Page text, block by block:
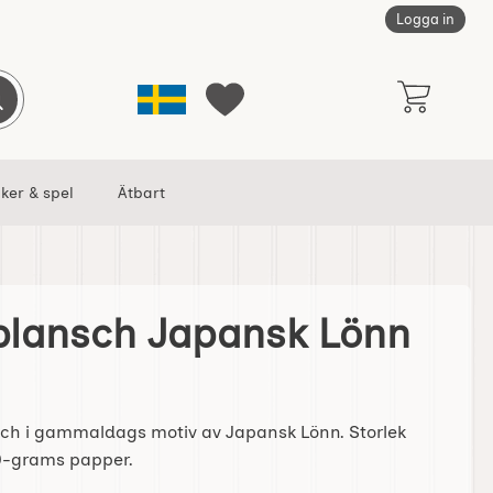
Logga in
Sverige Mina favoriter
sökning
& spel Ätbart
Lönn som favoritJapansk Lönn
i gammaldags motiv av Japansk Lönn. Storlek
grams papper.